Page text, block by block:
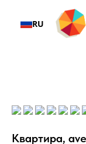
RU
Квартира,